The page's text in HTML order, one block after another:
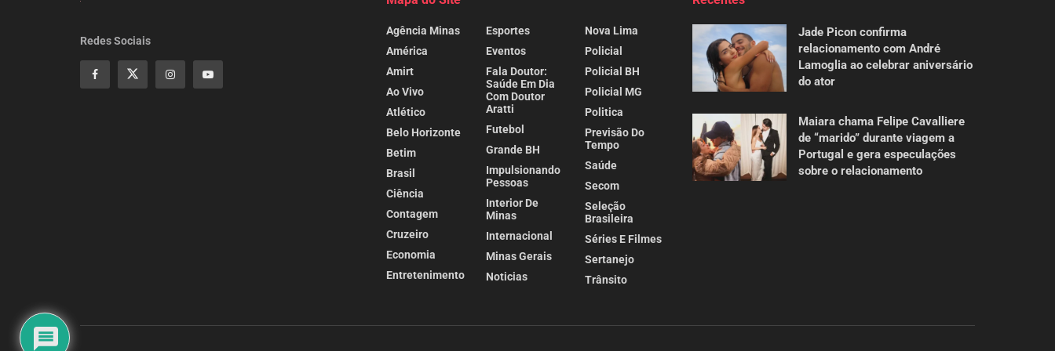
Redes Sociais
Agência Minas
América
Amirt
Ao Vivo
Atlético
Belo Horizonte
Betim
Brasil
Ciência
Contagem
Cruzeiro
Economia
Entretenimento
Esportes
Eventos
Fala Doutor:
Saúde Em Dia
Com Doutor
Aratti
Futebol
Grande BH
Impulsionando
Pessoas
Interior De
Minas
Internacional
Minas Gerais
Noticias
Nova Lima
Policial
Policial BH
Policial MG
Politica
Previsão Do
Tempo
Saúde
Secom
Seleção
Brasileira
Séries E Filmes
Sertanejo
Trânsito
Jade Picon confirma
relacionamento com André
Lamoglia ao celebrar aniversário
do ator
Maiara chama Felipe Cavalliere
de “marido” durante viagem a
Portugal e gera especulações
sobre o relacionamento